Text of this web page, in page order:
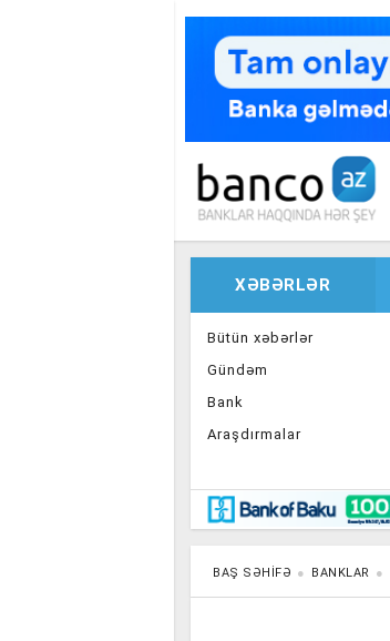
XƏBƏRLƏR
Bütün xəbərlər
Gündəm
Bank
Araşdırmalar
Maraqlı
BancoTV
Müsahibə
BAŞ SƏHIFƏ BANKLAR